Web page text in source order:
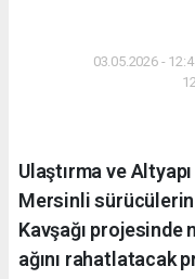
03.05.2026 -
Ulaştırma ve
Mersinli
Kavşağı projesinde
ağını rahatlatacak